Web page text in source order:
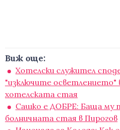
Виж още:
Хотелски служител
"изключите осветлението"
хотелската стая
Сашко е ДОБРЕ: Баща му
болничната стая в Пирогов